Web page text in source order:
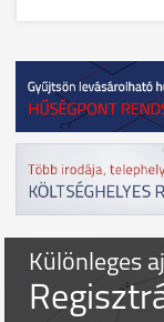
Különleges